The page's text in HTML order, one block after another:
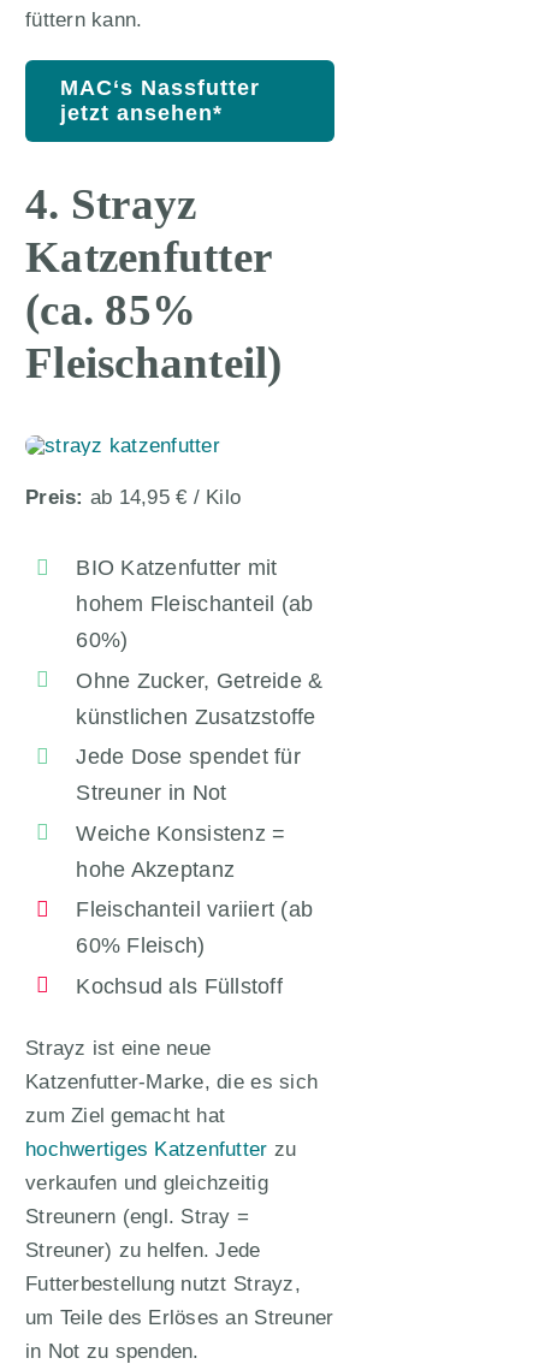
füttern kann.
MAC‘s Nassfutter
jetzt ansehen*
4. Strayz
Katzenfutter
(ca. 85%
Fleischanteil)
Preis: ab 14,95 € / Kilo
BIO Katzenfutter mit
hohem Fleischanteil (ab
60%)
Ohne Zucker, Getreide &
künstlichen Zusatzstoffe
Jede Dose spendet für
Streuner in Not
Weiche Konsistenz =
hohe Akzeptanz
Fleischanteil variiert (ab
60% Fleisch)
Kochsud als Füllstoff
Strayz ist eine neue
Katzenfutter-Marke, die es sich
zum Ziel gemacht hat
hochwertiges Katzenfutter zu
verkaufen und gleichzeitig
Streunern (engl. Stray =
Streuner) zu helfen. Jede
Futterbestellung nutzt Strayz,
um Teile des Erlöses an Streuner
in Not zu spenden.